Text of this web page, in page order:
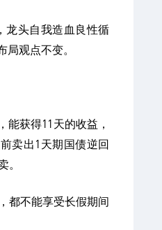
龙头自我造血良性循
观点不变。
获得11天的收益，
卖出1天期国债逆回
都不能享受长假期间